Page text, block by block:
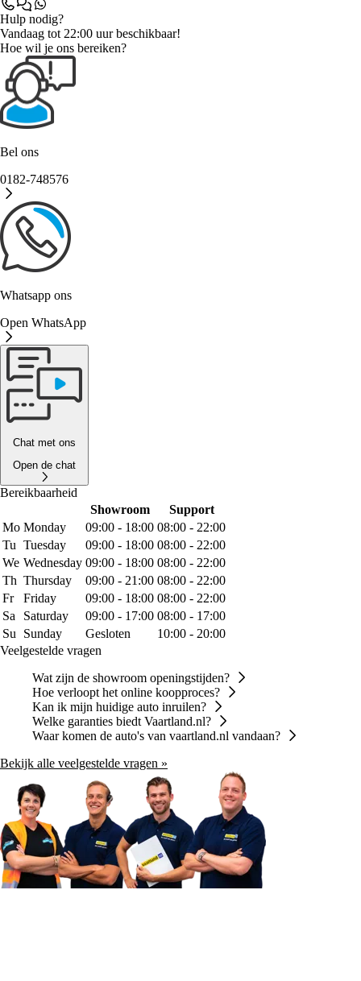
Hulp nodig?
Vandaag tot 22:00 uur beschikbaar!
Hoe wil je ons bereiken?
Bel ons
0182-748576
Whatsapp ons
Open WhatsApp
Chat met ons
Open de chat
Bereikbaarheid
Showroom
Support
Mo Monday 09:00 - 18:00 08:00 - 22:00
Tu Tuesday 09:00 - 18:00 08:00 - 22:00
We Wednesday 09:00 - 18:00 08:00 - 22:00
Th Thursday 09:00 - 21:00 08:00 - 22:00
Fr
Friday 09:00 - 18:00 08:00 - 22:00
Sa
Saturday 09:00 - 17:00 08:00 - 17:00
Su
Sunday Gesloten
10:00 - 20:00
Veelgestelde vragen
Wat zijn de showroom openingstijden?
Hoe verloopt het online koopproces?
Kan ik mijn huidige auto inruilen?
Welke garanties biedt Vaartland.nl?
Waar komen de auto's van vaartland.nl vandaan?
Bekijk alle veelgestelde vragen »